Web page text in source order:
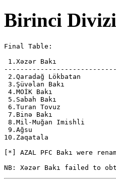
Birinci
Final Table:
1.Xəzər Bakı
2.Qaradağ Lökbatan
3.Şüvəlan Bakı
4.MOİK Bakı
5.Sabah Bakı
6.Turan Tovuz
7.Binə Bakı
8.Mil-Muğan Imishli
9.Ağsu
10.Zaqatala
[*] AZAL PFC Bakı were